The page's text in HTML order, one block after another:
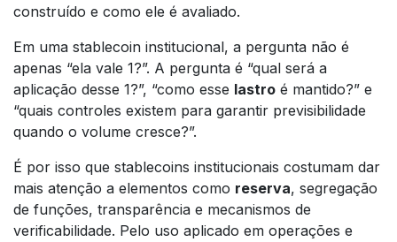
construído e como ele é avaliado.
Em uma stablecoin institucional, a pergunta não é
apenas “ela vale 1?”. A pergunta é “qual será a
aplicação desse 1?”, “como esse lastro é mantido?” e
“quais controles existem para garantir previsibilidade
quando o volume cresce?”.
É por isso que stablecoins institucionais costumam dar
mais atenção a elementos como reserva, segregação
de funções, transparência e mecanismos de
verificabilidade. Pelo uso aplicado em operações e